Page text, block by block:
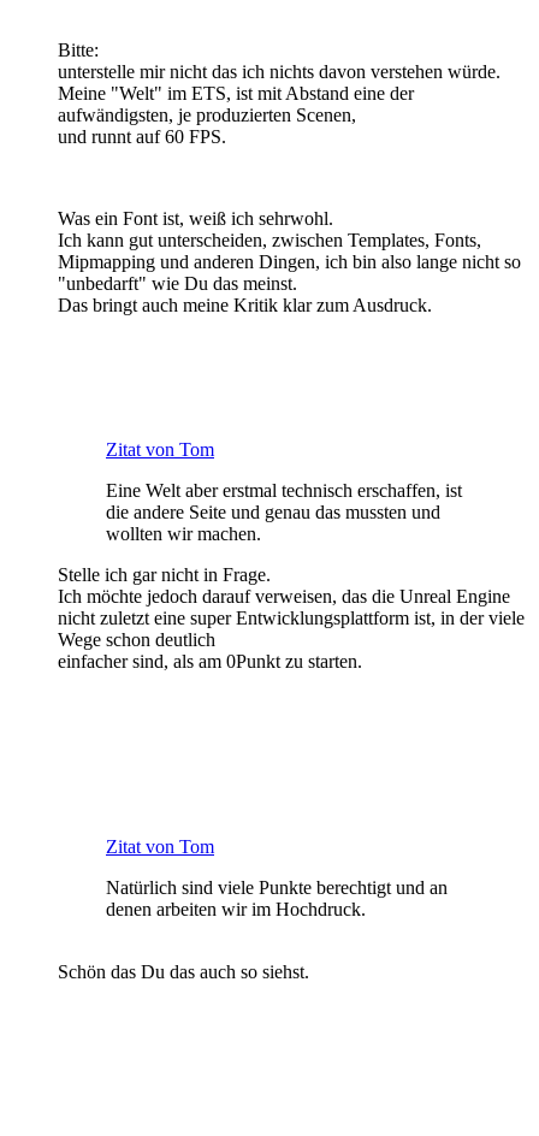
Bitte:
unterstelle mir nicht das ich nichts davon verstehen würde.
Meine "Welt" im ETS, ist mit Abstand eine der
aufwändigsten, je produzierten Scenen,
und runnt auf 60 FPS.
Was ein Font ist, weiß ich sehrwohl.
Ich kann gut unterscheiden, zwischen Templates, Fonts,
Mipmapping und anderen Dingen, ich bin also lange nicht so
"unbedarft" wie Du das meinst.
Das bringt auch meine Kritik klar zum Ausdruck.
Zitat von Tom
Eine Welt aber erstmal technisch erschaffen, ist
die andere Seite und genau das mussten und
wollten wir machen.
Stelle ich gar nicht in Frage.
Ich möchte jedoch darauf verweisen, das die Unreal Engine
nicht zuletzt eine super Entwicklungsplattform ist, in der viele
Wege schon deutlich
einfacher sind, als am 0Punkt zu starten.
Zitat von Tom
Natürlich sind viele Punkte berechtigt und an
denen arbeiten wir im Hochdruck.
Schön das Du das auch so siehst.